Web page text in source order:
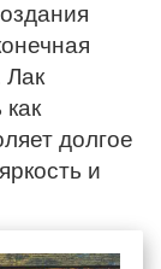
Лак
долгое
и